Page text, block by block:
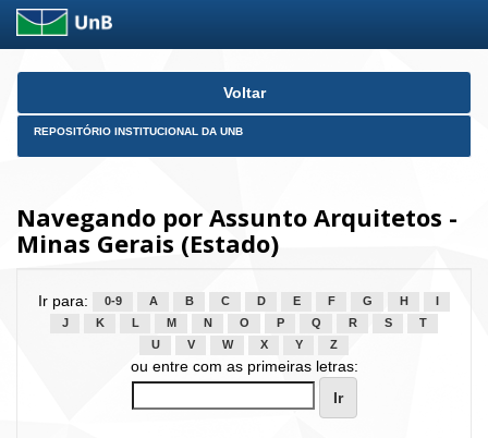
Skip
Voltar
REPOSITÓRIO INSTITUCIONAL DA UNB
Navegando por Assunto Arquitetos -
Minas Gerais (Estado)
Ir para: 0-9 A B C D E F G H
J
K L M N O P Q R S
T
U
V W X Y Z
ou entre com as primeiras letras: